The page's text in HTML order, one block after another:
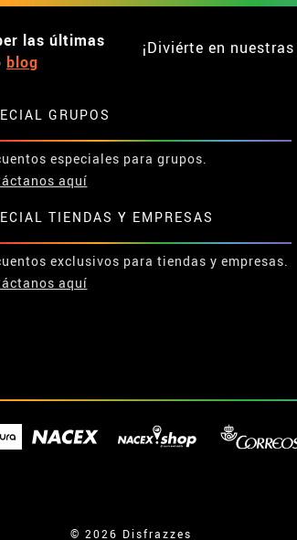
las últimas
blog
¡Diviérte en
GRUPOS
especiales para grupos.
aquí
TIENDAS Y EMPRESAS
exclusivos para tiendas y empresas.
aquí
© 2026 Disfrazzes